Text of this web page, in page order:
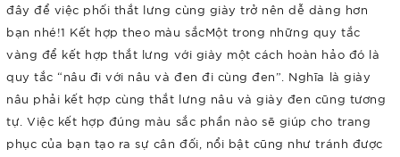
đây để việc phối thắt lưng cùng giày trở nên dễ dàng hơn
bạn nhé!1 Kết hợp theo màu sắcMột trong những quy tắc
vàng để kết hợp thắt lưng với giày một cách hoàn hảo đó là
quy tắc “nâu đi với nâu và đen đi cùng đen”. Nghĩa là giày
nâu phải kết hợp cùng thắt lưng nâu và giày đen cũng tương
tự. Việc kết hợp đúng màu sắc phần nào sẽ giúp cho trang
phục của bạn tạo ra sự cân đối, nổi bật cũng như tránh được